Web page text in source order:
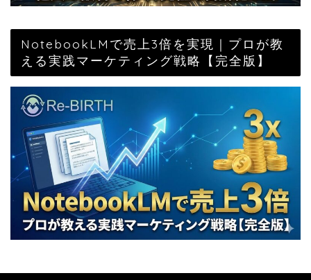
NotebookLMで売上3倍を実現｜プロが教
える実践マーケティング戦略【完全版】